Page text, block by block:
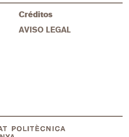
Créditos
AVISO LEGAL